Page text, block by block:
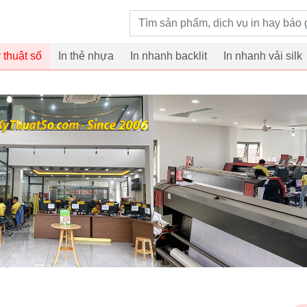
Từ khoá tìm kiếm
thuật số In thẻ nhựa In nhanh backlit In nhanh vải silk